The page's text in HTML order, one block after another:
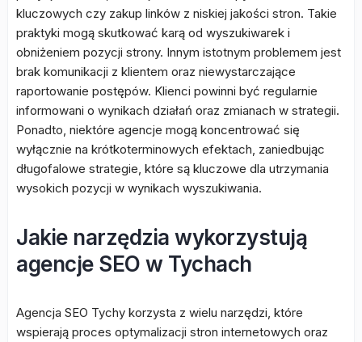
kluczowych czy zakup linków z niskiej jakości stron. Takie
praktyki mogą skutkować karą od wyszukiwarek i
obniżeniem pozycji strony. Innym istotnym problemem jest
brak komunikacji z klientem oraz niewystarczające
raportowanie postępów. Klienci powinni być regularnie
informowani o wynikach działań oraz zmianach w strategii.
Ponadto, niektóre agencje mogą koncentrować się
wyłącznie na krótkoterminowych efektach, zaniedbując
długofalowe strategie, które są kluczowe dla utrzymania
wysokich pozycji w wynikach wyszukiwania.
Jakie narzędzia wykorzystują
agencje SEO w Tychach
Agencja SEO Tychy korzysta z wielu narzędzi, które
wspierają proces optymalizacji stron internetowych oraz